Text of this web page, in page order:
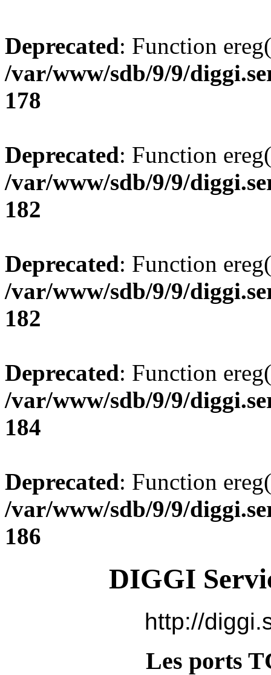
Deprecated: Function
/var/www/sdb/9/9/
178
Deprecated: Function
/var/www/sdb/9/9/
182
Deprecated: Function
/var/www/sdb/9/9/
182
Deprecated: Function
/var/www/sdb/9/9/
184
Deprecated: Function
/var/www/sdb/9/9/
186
DIGGI
http://
Les ports